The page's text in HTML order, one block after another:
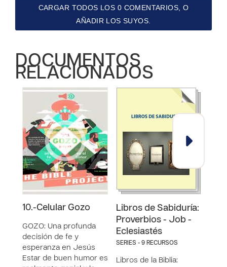
CARGAR TODOS LOS 0 COMENTARIOS, O
AÑADIR LOS SUYOS.
DOCUMENTOS
RELACIONADOS
10.-Celular Gozo
GOZO: Una profunda
decisión de fe y
esperanza en Jesús
Estar de buen humor es
Libros de Sabiduría:
Proverbios - Job -
Eclesiastés
SERIES - 9 RECURSOS
Libros de la Biblia: